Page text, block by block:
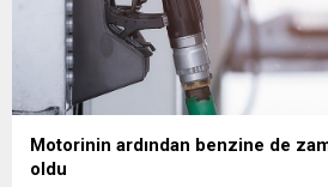
Motorinin ardından benzine de
oldu